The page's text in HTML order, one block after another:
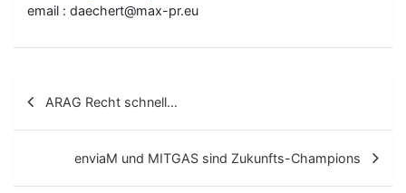
email : daechert@max-pr.eu
t
ARAG Recht schnell…
enviaM und MITGAS sind Zukunfts-Champions